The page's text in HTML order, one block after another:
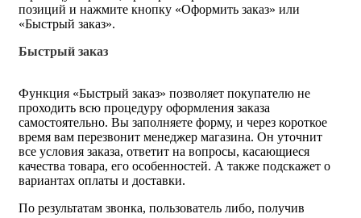
позиций и нажмите кнопку «Оформить заказ» или
«Быстрый заказ».
Быстрый заказ
Функция «Быстрый заказ» позволяет покупателю не
проходить всю процедуру оформления заказа
самостоятельно. Вы заполняете форму, и через короткое
время вам перезвонит менеджер магазина. Он уточнит
все условия заказа, ответит на вопросы, касающиеся
качества товара, его особенностей. А также подскажет о
вариантах оплаты и доставки.
По результатам звонка, пользователь либо, получив